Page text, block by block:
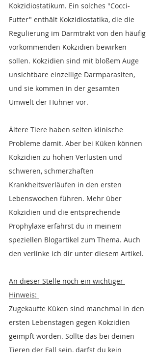
Kokzidiostatikum. Ein solches "Cocci-
Futter" enthält Kokzidiostatika, die die
Regulierung im Darmtrakt von den häufig
vorkommenden Kokzidien bewirken
sollen. Kokzidien sind mit bloßem Auge
unsichtbare einzellige Darmparasiten,
und sie kommen in der gesamten
Umwelt der Hühner vor.
Ältere Tiere haben selten klinische
Probleme damit. Aber bei Küken können
Kokzidien zu hohen Verlusten und
schweren, schmerzhaften
Krankheitsverläufen in den ersten
Lebenswochen führen. Mehr über
Kokzidien und die entsprechende
Prophylaxe erfährst du in meinem
speziellen Blogartikel zum Thema. Auch
den verlinke ich dir unter diesem Artikel.
An dieser Stelle noch ein wichtiger
Hinweis:
Zugekaufte Küken sind manchmal in den
ersten Lebenstagen gegen Kokzidien
geimpft worden. Sollte das bei deinen
Tieren der Fall sein, darfst du kein